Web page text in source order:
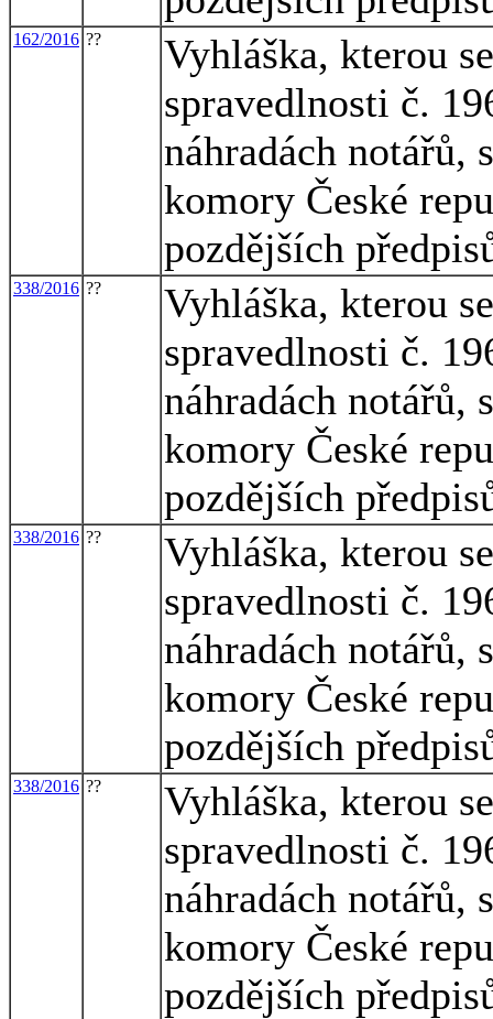
162/2016 ??
Vyhláška, kterou
spravedlnosti č.
náhradách notářů,
komory České
pozdějších
338/2016 ??
Vyhláška, kterou
spravedlnosti č.
náhradách notářů,
komory České
pozdějších
338/2016 ??
Vyhláška, kterou
spravedlnosti č.
náhradách notářů,
komory České
pozdějších
338/2016 ??
Vyhláška, kterou
spravedlnosti č.
náhradách notářů,
komory České
pozdějších